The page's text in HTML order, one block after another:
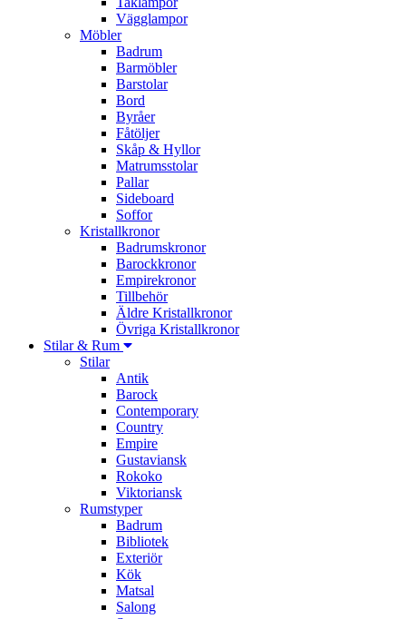
Vägglampor
Möbler
Badrum
Barmöbler
Barstolar
Bord
Byråer
Fåtöljer
Skåp & Hyllor
Matrumsstolar
Pallar
Sideboard
Soffor
Kristallkronor
Badrumskronor
Barockkronor
Empirekronor
Tillbehör
Äldre Kristallkronor
Övriga Kristallkronor
Stilar & Rum
Stilar
Antik
Barock
Contemporary
Country
Empire
Gustaviansk
Rokoko
Viktoriansk
Rumstyper
Badrum
Bibliotek
Exteriör
Kök
Matsal
Salong